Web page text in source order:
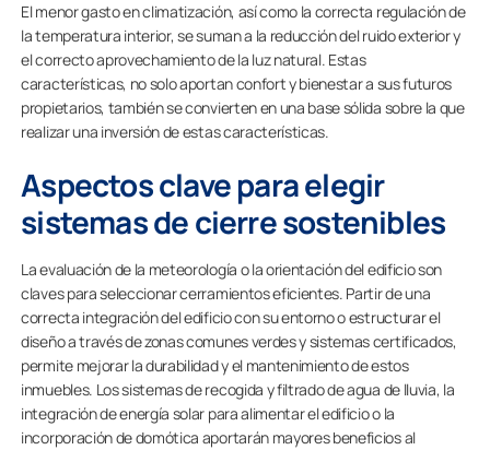
El menor gasto en climatización, así como la correcta regulación de
la temperatura interior, se suman a la reducción del ruido exterior y
el correcto aprovechamiento de la luz natural. Estas
características, no solo aportan confort y bienestar a sus futuros
propietarios, también se convierten en una base sólida sobre la que
realizar una inversión de estas características.
Aspectos clave para elegir
sistemas de cierre sostenibles
La evaluación de la meteorología o la orientación del edificio son
claves para seleccionar cerramientos eficientes. Partir de una
correcta integración del edificio con su entorno o estructurar el
diseño a través de zonas comunes verdes y sistemas certificados,
permite mejorar la durabilidad y el mantenimiento de estos
inmuebles. Los sistemas de recogida y filtrado de agua de lluvia, la
integración de energía solar para alimentar el edificio o la
incorporación de domótica aportarán mayores beneficios al